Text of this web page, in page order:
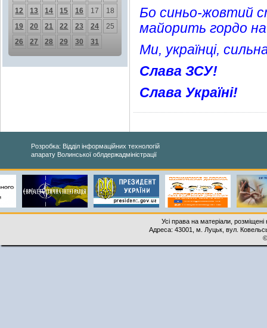
12
13 14 15 16 17
18
19
20 21 22 23 24
25
26
27 28 29 30 31
Бо синьо-жовтий
майорить гордо
Ми, українці,
Слава ЗСУ!
Слава Україні!
Розробка: Відділ інформаційних технологій
апарату Волинської облдержадміністрації
Усі права на матеріали,
Адреса: 43001, м. Луцьк, вул.